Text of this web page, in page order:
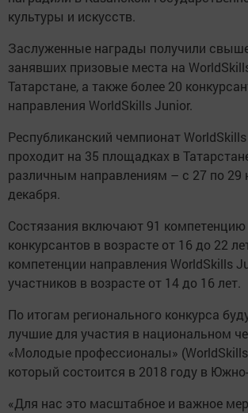
культуры и искусств.
Заслуженные награды получили
занявших призовые места на
Татарстане, а также более 20
направления WorldSkills Junior.
Республиканский чемпионат
проходит на 35 площадках в
различным направлениям – с 27 по 29
декабря.
Состязания включают 91 компетенцию
конкурсантов в возрасте от 16 до 22
компетенции направления WorldSkills
участников в возрасте от 14 до 16 лет.
По итогам регионального конкурса
лучшие для участия в национальном
«Молодые профессионалы»
который состоится в 2018 году в
«Для нас это масштабное и важное